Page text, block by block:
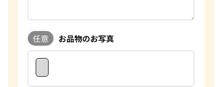
任意 お品物のお写真